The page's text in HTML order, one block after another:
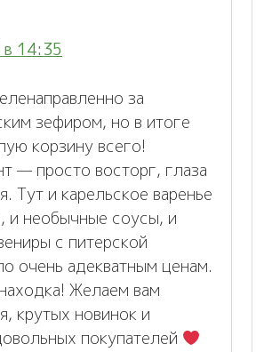
14:35
за
зефиром, но в итоге
корзину всего!
— просто восторг, глаза
Тут и карельское варенье
и необычные соусы, и
с питерской
очень адекватным ценам.
Желаем вам
крутых новинок и
покупателей